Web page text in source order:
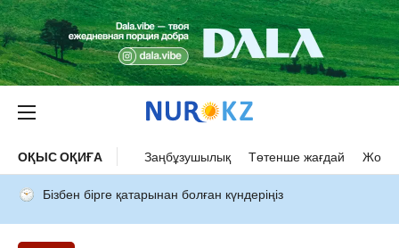
ОҚЫС ОҚИҒА Заңбұзушылық Төтенше жағдай Жол
Бізбен бірге қатарынан болған күндеріңіз